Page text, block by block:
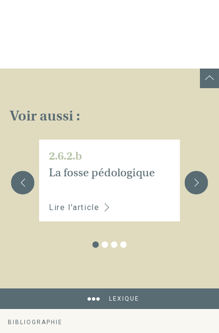
Voir aussi :
2.6.2.b
La fosse pédologique
Lire l'article
LEXIQUE
BIBLIOGRAPHIE